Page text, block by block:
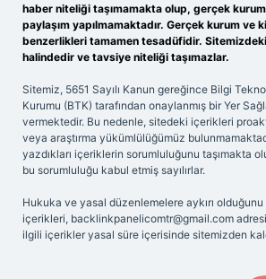
haber niteliği taşımamakta olup, gerçek
paylaşım yapılmamaktadır. Gerçek kurum ve
benzerlikleri tamamen tesadüfidir.
halindedir ve tavsiye niteliği taşımazlar.
Sitemiz, 5651 Sayılı Kanun gereğince Bilgi
Kurumu (BTK) tarafından onaylanmış bir Yer
vermektedir. Bu nedenle, sitedeki içerikleri
veya araştırma yükümlülüğümüz
yazdıkları içeriklerin sorumluluğunu taşımakta
bu sorumluluğu kabul etmiş sayılırlar.
Hukuka ve yasal düzenlemelere aykırı
içerikleri, backlinkpanelicomtr@gmail.com
ilgili içerikler yasal süre içerisinde sitemizden